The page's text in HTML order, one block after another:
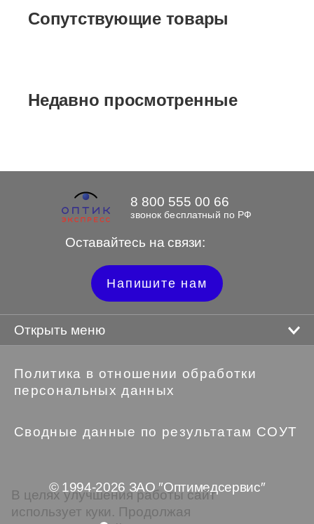
Сопутствующие товары
Недавно просмотренные
Оставайтесь на связи:
8 800 555 00 66
звонок бесплатный по РФ
Напишите нам
Открыть меню
Политика в отношении обработки
персональных данных
Сводные данные по результатам СОУТ
© 1994-2026 ЗАО ″Оптимедсервис″
В целях улучшения работы сайт
использует куки. Продолжая